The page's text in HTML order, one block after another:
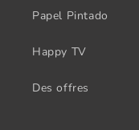
Papel Pintado
Happy TV
Des offres